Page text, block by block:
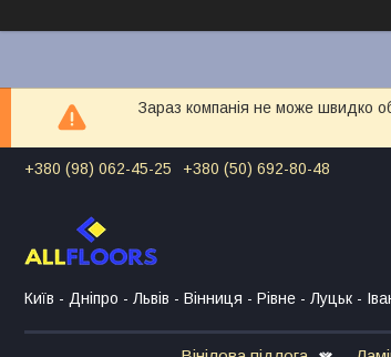
Зараз компанія не може швидко
+380 (98) 062-45-25 +380 (50) 692-80-48
Київ - Дніпро - Львів - Вінниця - Рівне - Луцьк -